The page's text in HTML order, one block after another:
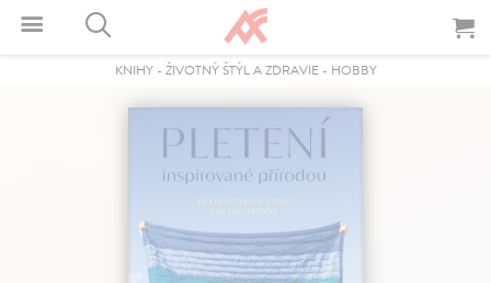
KNIHY- ŽIVOTNÝ ŠTÝL A ZDRAVIE- HOBBY